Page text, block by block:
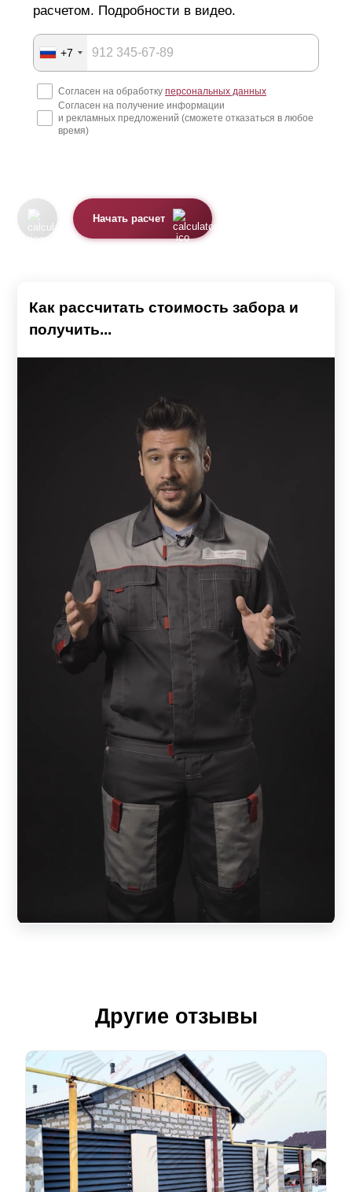
расчетом. Подробности в видео.
+7
Согласен на обработку персональных данных
Согласен на получение информации
и рекламных предложений (сможете отказаться в любое
время)
Начать расчет
Как рассчитать стоимость забора и
получить...
Другие отзывы